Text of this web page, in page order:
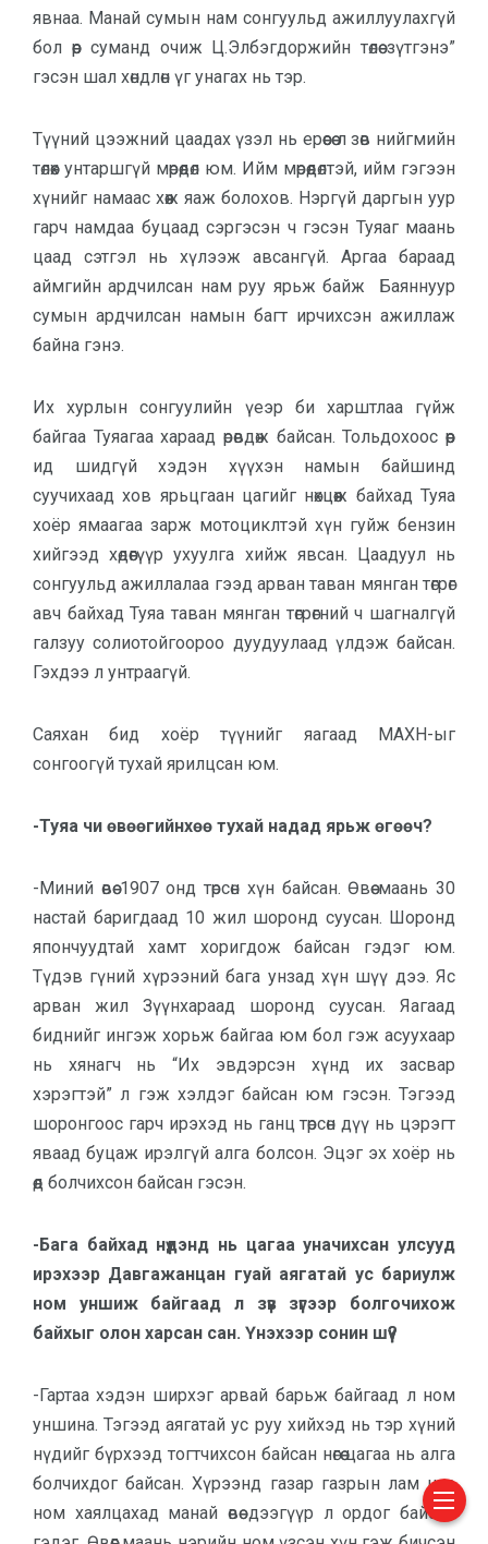
явнаа. Манай сумын нам сонгуульд ажиллуулахгүй
бол өөр суманд очиж Ц.Элбэгдоржийн төлөө зүтгэнэ”
гэсэн шал хөндлөн үг унагах нь тэр.
Түүний цээжний цаадах үзэл нь ерөөсөө л зөв нийгмийн
төлөөх унтаршгүй мөрөөдөл юм. Ийм мөрөөдөлтэй, ийм гэгээн
хүнийг намаас хөөж яаж болохов. Нэргүй даргын уур
гарч намдаа буцаад сэргэсэн ч гэсэн Туяаг маань
цаад сэтгэл нь хүлээж авсангүй. Аргаа бараад
аймгийн ардчилсан нам руу ярьж байж Баяннуур
сумын ардчилсан намын багт ирчихсэн ажиллаж
байна гэнэ.
Их хурлын сонгуулийн үеэр би харштлаа гүйж
байгаа Туяагаа хараад өрөвдөж байсан. Тольдохоос өөр
ид шидгүй хэдэн хүүхэн намын байшинд
суучихаад хов ярьцгаан цагийг нөхцөөж байхад Туяа
хоёр ямаагаа зарж мотоциклтэй хүн гуйж бензин
хийгээд хөдөөгүүр ухуулга хийж явсан. Цаадуул нь
сонгуульд ажиллалаа гээд арван таван мянган төгрөг
авч байхад Туяа таван мянган төгрөгний ч шагналгүй
галзуу солиотойгоороо дуудуулаад үлдэж байсан.
Гэхдээ л унтраагүй.
Саяхан бид хоёр түүнийг яагаад МАХН-ыг
сонгоогүй тухай ярилцсан юм.
-Туяа чи өвөөгийнхөө тухай надад ярьж өгөөч?
-Миний өвөө 1907 онд төрсөн хүн байсан. Өвөө маань 30
настай баригдаад 10 жил шоронд суусан. Шоронд
япончуудтай хамт хоригдож байсан гэдэг юм.
Түдэв гүний хүрээний бага унзад хүн шүү дээ. Яс
арван жил Зүүнхараад шоронд суусан. Яагаад
биднийг ингэж хорьж байгаа юм бол гэж асуухаар
нь хянагч нь “Их эвдэрсэн хүнд их засвар
хэрэгтэй” л гэж хэлдэг байсан юм гэсэн. Тэгээд
шоронгоос гарч ирэхэд нь ганц төрсөн дүү нь цэрэгт
яваад буцаж ирэлгүй алга болсон. Эцэг эх хоёр нь
өөд болчихсон байсан гэсэн.
-Бага байхад нүдэнд нь цагаа уначихсан улсууд
ирэхээр Давгажанцан гуай аягатай ус бариулж
ном уншиж байгаад л зүв зүгээр болгочихож
байхыг олон харсан сан. Үнэхээр сонин шүү?
-Гартаа хэдэн ширхэг арвай барьж байгаад л ном
уншина. Тэгээд аягатай ус руу хийхэд нь тэр хүний
нүдийг бүрхээд тогтчихсон байсан нөгөө цагаа нь алга
болчихдог байсан. Хүрээнд газар газрын лам нар
ном хаялцахад манай өвөө дээгүүр л ордог байсан